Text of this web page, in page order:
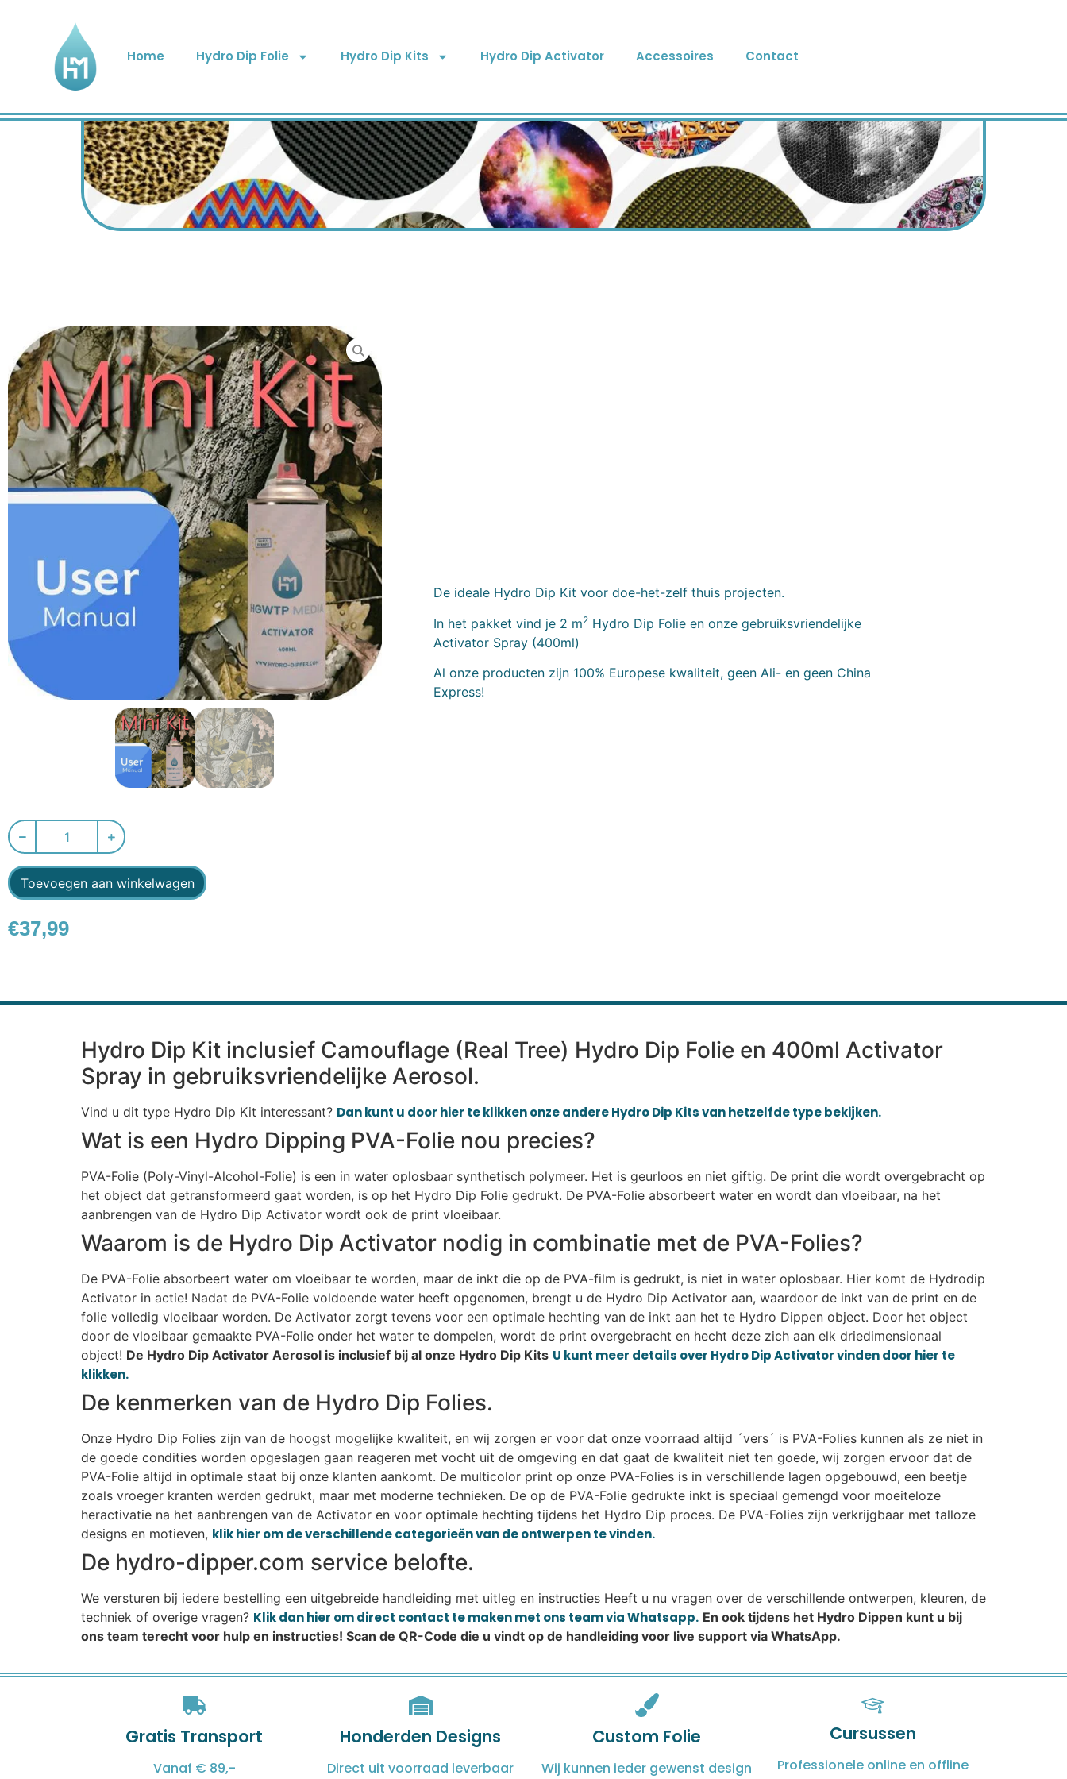
Home Hydro Dip Folie Hydro Dip Kits Hydro Dip Activator Accessoires Contact
Toevoegen aan winkelwagen
€37,99
De ideale Hydro Dip Kit voor doe-het-zelf thuis projecten.
In het pakket vind je 2 m2Hydro Dip Folie en onze gebruiksvriendelijke
Activator Spray (400ml)
Al onze producten zijn 100% Europese kwaliteit, geen Ali- en geen China
Express!
Hydro Dip Kit inclusief Camouflage (Real Tree) Hydro Dip Folie en 400ml Activator
Spray in gebruiksvriendelijke Aerosol.
Vind u dit type Hydro Dip Kit interessant? Dan kunt u door hier te klikken onze andere Hydro Dip Kits van hetzelfde type bekijken.
Wat is een Hydro Dipping PVA-Folie nou precies?
PVA-Folie (Poly-Vinyl-Alcohol-Folie) is een in water oplosbaar synthetisch polymeer. Het is geurloos en niet giftig. De print die wordt overgebracht op
het object dat getransformeerd gaat worden, is op het Hydro Dip Folie gedrukt. De PVA-Folie absorbeert water en wordt dan vloeibaar, na het
aanbrengen van de Hydro Dip Activator wordt ook de print vloeibaar.
Waarom is de Hydro Dip Activator nodig in combinatie met de PVA-Folies?
De PVA-Folie absorbeert water om vloeibaar te worden, maar de inkt die op de PVA-film is gedrukt, is niet in water oplosbaar. Hier komt de Hydrodip
Activator in actie! Nadat de PVA-Folie voldoende water heeft opgenomen, brengt u de Hydro Dip Activator aan, waardoor de inkt van de print en de
folie volledig vloeibaar worden. De Activator zorgt tevens voor een optimale hechting van de inkt aan het te Hydro Dippen object. Door het object
door de vloeibaar gemaakte PVA-Folie onder het water te dompelen, wordt de print overgebracht en hecht deze zich aan elk driedimensionaal
object! De Hydro Dip Activator Aerosol is inclusief bij al onze Hydro Dip Kits U kunt meer details over Hydro Dip Activator vinden door hier te
klikken.
De kenmerken van de Hydro Dip Folies.
Onze Hydro Dip Folies zijn van de hoogst mogelijke kwaliteit, en wij zorgen er voor dat onze voorraad altijd ´vers´ is PVA-Folies kunnen als ze niet in
de goede condities worden opgeslagen gaan reageren met vocht uit de omgeving en dat gaat de kwaliteit niet ten goede, wij zorgen ervoor dat de
PVA-Folie altijd in optimale staat bij onze klanten aankomt. De multicolor print op onze PVA-Folies is in verschillende lagen opgebouwd, een beetje
zoals vroeger kranten werden gedrukt, maar met moderne technieken. De op de PVA-Folie gedrukte inkt is speciaal gemengd voor moeiteloze
heractivatie na het aanbrengen van de Activator en voor optimale hechting tijdens het Hydro Dip proces. De PVA-Folies zijn verkrijgbaar met talloze
designs en motieven, klik hier om de verschillende categorieën van de ontwerpen te vinden.
De hydro-dipper.com service belofte.
We versturen bij iedere bestelling een uitgebreide handleiding met uitleg en instructies Heeft u nu vragen over de verschillende ontwerpen, kleuren, de
techniek of overige vragen? Klik dan hier om direct contact te maken met ons team via Whatsapp. En ook tijdens het Hydro Dippen kunt u bij
ons team terecht voor hulp en instructies! Scan de QR-Code die u vindt op de handleiding voor live support via WhatsApp.
Gratis Transport
Vanaf € 89,-
Honderden Designs
Direct uit voorraad leverbaar
Custom Folie
Wij kunnen ieder gewenst design
Cursussen
Professionele online en offline